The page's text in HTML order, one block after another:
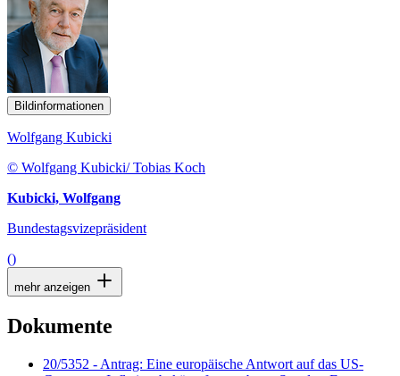
Bildinformationen
Wolfgang Kubicki
© Wolfgang Kubicki/ Tobias Koch
Kubicki, Wolfgang
Bundestagsvizepräsident
()
mehr anzeigen
Dokumente
20/5352 - Antrag: Eine europäische Antwort auf das US-